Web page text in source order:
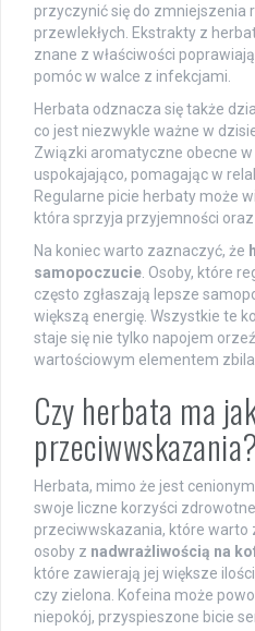
przyczynić się do zmniejszenia
przewlekłych. Ekstrakty z
znane z właściwości
pomóc w walce z infekcjami.
Herbata odznacza się także
co jest niezwykle ważne w
Związki aromatyczne obecne
uspokajająco, pomagając w
Regularne picie herbaty może
która sprzyja przyjemności oraz
Na koniec warto zaznaczyć, że
samopoczucie . Osoby, które
często zgłaszają lepsze
większą energię. Wszystkie te
staje się nie tylko napojem
wartościowym elementem
Czy herbata ma
Herbata, mimo że jest
swoje liczne korzyści
przeciwwskazania, które warto
osoby z nadwrażliwością na
które zawierają jej większe
czy zielona. Kofeina może
niepokój, przyspieszone bicie